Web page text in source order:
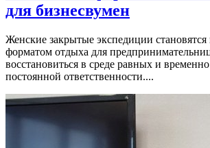
для бизнесвумен
Женские закрытые экспедиции
форматом отдыха для
восстановиться в среде равных и
постоянной ответственности....